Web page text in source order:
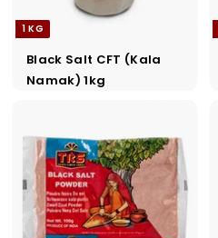
1 KG
Black Salt CFT (Kala
Namak) 1kg